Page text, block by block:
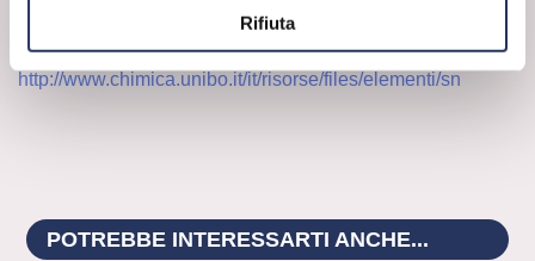
Rifiuta
https://www.soc.chim.it/sites/default/files/cns/pdf/2011-
5B.pdf
http://www.chimica.unibo.it/it/risorse/files/elementi/sn
POTREBBE INTERESSARTI ANCHE...